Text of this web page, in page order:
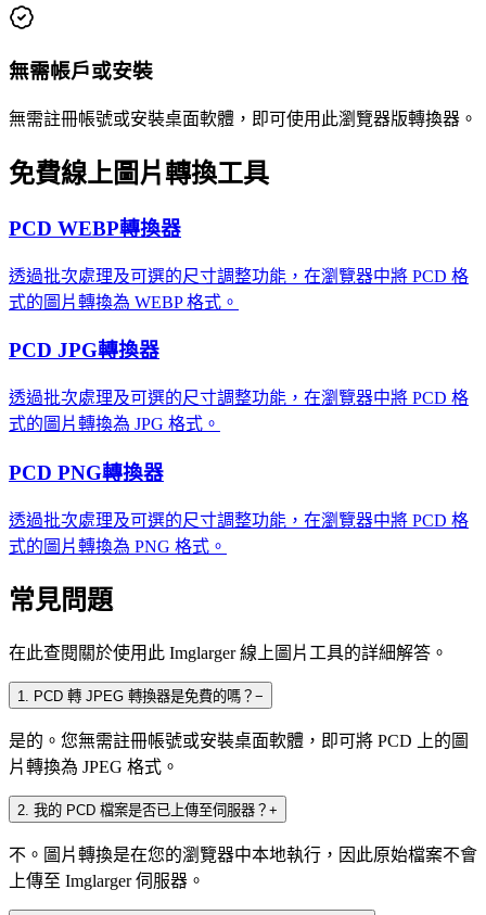
無需帳戶或安裝
無需註冊帳號或安裝桌面軟體，即可使用此瀏覽器版轉換器。
免費線上圖片轉換工具
PCD WEBP轉換器
透過批次處理及可選的尺寸調整功能，在瀏覽器中將 PCD 格
式的圖片轉換為 WEBP 格式。
PCD JPG轉換器
透過批次處理及可選的尺寸調整功能，在瀏覽器中將 PCD 格
式的圖片轉換為 JPG 格式。
PCD PNG轉換器
透過批次處理及可選的尺寸調整功能，在瀏覽器中將 PCD 格
式的圖片轉換為 PNG 格式。
常見問題
在此查閱關於使用此 Imglarger 線上圖片工具的詳細解答。
1. PCD 轉 JPEG 轉換器是免費的嗎？ −
是的。您無需註冊帳號或安裝桌面軟體，即可將 PCD 上的圖
片轉換為 JPEG 格式。
2. 我的 PCD 檔案是否已上傳至伺服器？ +
不。圖片轉換是在您的瀏覽器中本地執行，因此原始檔案不會
上傳至 Imglarger 伺服器。